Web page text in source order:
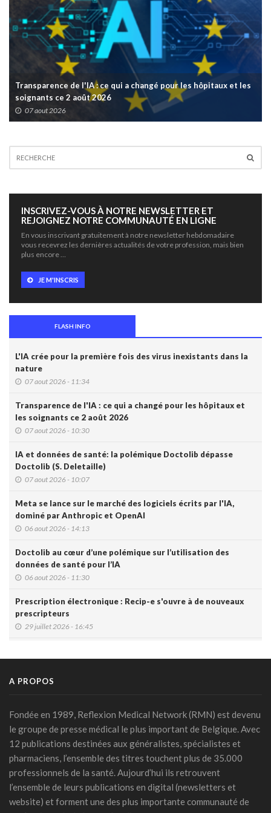
Transparence de l'IA : ce qui a changé pour les hôpitaux et les
soignants ce 2 août 2026
07 aout 2026
INSCRIVEZ-VOUS À NOTRE NEWSLETTER ET
REJOIGNEZ NOTRE COMMUNAUTÉ EN LIGNE
En vous inscrivant gratuitement à notre newsletter hebdomadaire
vous recevrez les dernières actualités de votre profession, mais bien
plus encore …
JE M'INSCRIS
FLASH INFO
L'IA crée pour la première fois des virus inexistants dans la
nature
07 aout 2026 - 11:34
Transparence de l'IA : ce qui a changé pour les hôpitaux et
les soignants ce 2 août 2026
07 aout 2026 - 10:30
IA et données de santé: la polémique Doctolib dépasse
Doctolib (S. Deletaille)
07 aout 2026 - 10:07
Meta se lance sur le marché des logiciels écrits par l'IA,
dominé par Anthropic et OpenAI
06 aout 2026 - 14:13
Doctolib au cœur d’une polémique sur l’utilisation des
données de santé pour l’IA
06 aout 2026 - 11:30
Prescription électronique : Recip-e s'ouvre à de nouveaux
prescripteurs
29 juillet 2026 - 16:45
médicaux arrive
24 juillet 2026 - 09:14
France: le Parlement interdit les réseaux sociaux aux moins
de 15 ans, première en Europe
21 juillet 2026 - 20:39
L'Ares finance un projet d'IA pour renforcer le diagnostic de
la malaria en RDC
A PROPOS
Fondée en 1989, Reflexion Medical Network (RMN) est devenu
le groupe de presse médical le plus important de Belgique. Avec
12 publications destinées aux généralistes, spécialistes et
pharmaciens, l’ensemble des titres touchent plus de 35.000
professionnels de la santé. Aujourd’hui ils retrouvent
l’ensemble de leurs publications en digital (newsletters et
website) et forment une des plus importante communauté de